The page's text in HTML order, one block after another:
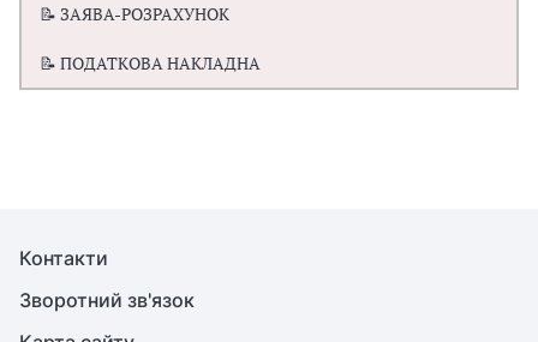
📝 ЗАЯВА-РОЗРАХУНОК
📝 ПОДАТКОВА НАКЛАДНА
Контакти
Зворотний зв'язок